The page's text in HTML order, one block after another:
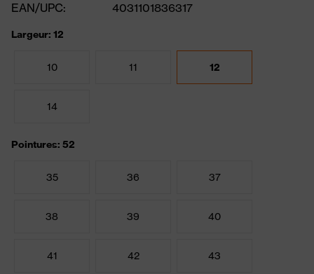
EAN/UPC:
4031101836317
Largeur: 12
10 11 12
14
Pointures: 52
35 36 37
38 39 40
41 42 43